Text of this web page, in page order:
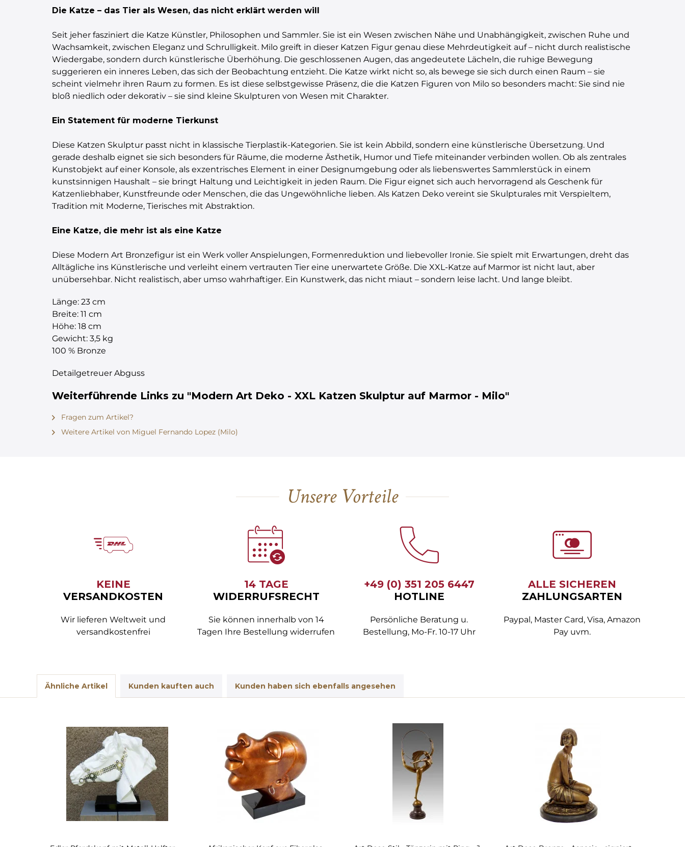
Die Katze – das Tier als Wesen, das nicht erklärt werden will
Seit jeher fasziniert die Katze Künstler, Philosophen und Sammler. Sie ist ein Wesen zwischen Nähe und Unabhängigkeit, zwischen Ruhe und
Wachsamkeit, zwischen Eleganz und Schrulligkeit. Milo greift in dieser Katzen Figur genau diese Mehrdeutigkeit auf – nicht durch realistische
Wiedergabe, sondern durch künstlerische Überhöhung. Die geschlossenen Augen, das angedeutete Lächeln, die ruhige Bewegung
suggerieren ein inneres Leben, das sich der Beobachtung entzieht. Die Katze wirkt nicht so, als bewege sie sich durch einen Raum – sie
scheint vielmehr ihren Raum zu formen. Es ist diese selbstgewisse Präsenz, die die Katzen Figuren von Milo so besonders macht: Sie sind nie
bloß niedlich oder dekorativ – sie sind kleine Skulpturen von Wesen mit Charakter.
Ein Statement für moderne Tierkunst
Diese Katzen Skulptur passt nicht in klassische Tierplastik-Kategorien. Sie ist kein Abbild, sondern eine künstlerische Übersetzung. Und
gerade deshalb eignet sie sich besonders für Räume, die moderne Ästhetik, Humor und Tiefe miteinander verbinden wollen. Ob als zentrales
Kunstobjekt auf einer Konsole, als exzentrisches Element in einer Designumgebung oder als liebenswertes Sammlerstück in einem
kunstsinnigen Haushalt – sie bringt Haltung und Leichtigkeit in jeden Raum. Die Figur eignet sich auch hervorragend als Geschenk für
Katzenliebhaber, Kunstfreunde oder Menschen, die das Ungewöhnliche lieben. Als Katzen Deko vereint sie Skulpturales mit Verspieltem,
Tradition mit Moderne, Tierisches mit Abstraktion.
Eine Katze, die mehr ist als eine Katze
Diese Modern Art Bronzefigur ist ein Werk voller Anspielungen, Formenreduktion und liebevoller Ironie. Sie spielt mit Erwartungen, dreht das
Alltägliche ins Künstlerische und verleiht einem vertrauten Tier eine unerwartete Größe. Die XXL-Katze auf Marmor ist nicht laut, aber
unübersehbar. Nicht realistisch, aber umso wahrhaftiger. Ein Kunstwerk, das nicht miaut – sondern leise lacht. Und lange bleibt.
Länge: 23 cm
Breite: 11 cm
Höhe: 18 cm
Gewicht: 3,5 kg
100 % Bronze
Detailgetreuer Abguss
Weiterführende Links zu "Modern Art Deko - XXL Katzen Skulptur auf Marmor - Milo"
Fragen zum Artikel?
Weitere Artikel von Miguel Fernando Lopez (Milo)
Unsere Vorteile
KEINE
VERSANDKOSTEN
Wir lieferen Weltweit und
versandkostenfrei
14 TAGE
WIDERRUFSRECHT
Sie können innerhalb von 14
Tagen Ihre Bestellung widerrufen
+49 (0) 351 205 6447
HOTLINE
Persönliche Beratung u.
Bestellung, Mo-Fr. 10-17 Uhr
ALLE SICHEREN
ZAHLUNGSARTEN
Paypal, Master Card, Visa, Amazon
Pay uvm.
Ähnliche Artikel Kunden kauften auch Kunden haben sich ebenfalls angesehen